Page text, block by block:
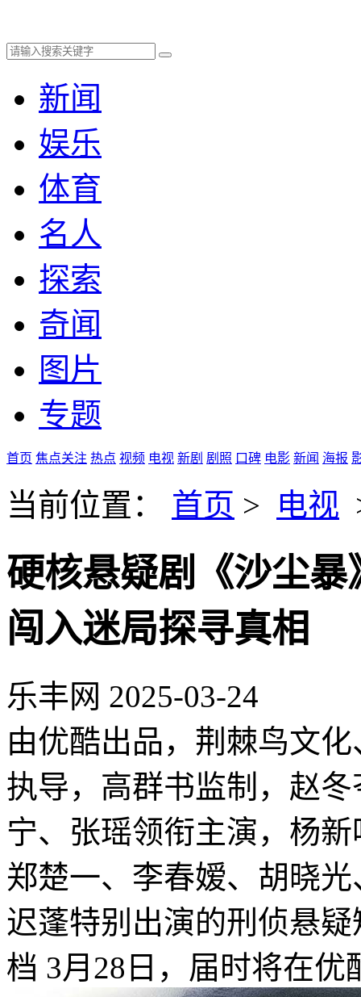
新闻
娱乐
体育
名人
探索
奇闻
图片
专题
首页 焦点关注 热点 视频 电视 新剧 剧照 口碑 电影 新闻 海报
当前位置： 首页 > 电视
硬核悬疑剧《沙尘
闯入迷局探寻真相
乐丰网 2025-03-24
由优酷出品，荆棘鸟文
执导，高群书监制，赵
宁、张瑶领衔主演，杨
郑楚一、李春嫒、胡晓
迟蓬特别出演的刑侦悬
档 3月28日，届时将在优